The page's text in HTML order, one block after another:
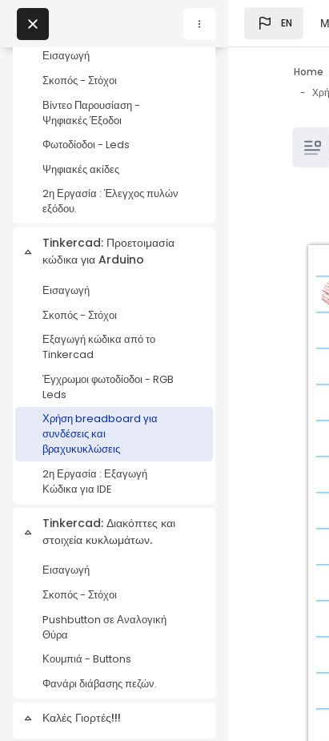
Blocks
Blocks
Collapse
LED: Οι πρώτοι
Εισαγωγή
Σκοπός - Στόχοι
Βίντεο Παρουσίαση -
Ψηφιακές Έξοδοι
Φωτοδίοδοι - Leds
Ψηφιακές ακίδες
2η Εργασία : Έλεγχος πυλών
εξόδου.
Collapse
Tinkercad: Προετοιμασία
κώδικα για Arduino
Εισαγωγή
Σκοπός - Στόχοι
Εξαγωγή κώδικα από το
Tinkercad
Έγχρωμοι φωτοδίοδοι - RGB
Leds
Χρήση breadboard για
συνδέσεις και
βραχυκυκλώσεις
2η Εργασία : Εξαγωγή
Κώδικα για IDE
Collapse
Tinkercad: Διακόπτες και
στοιχεία κυκλωμάτων.
Εισαγωγή
Σκοπός - Στόχοι
Pushbutton σε Αναλογική
Θύρα
Κουμπιά - Buttons
Φανάρι διάβασης πεζών.
Collapse
Καλές Γιορτές!!!
EN
Home